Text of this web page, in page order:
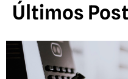
Últimos